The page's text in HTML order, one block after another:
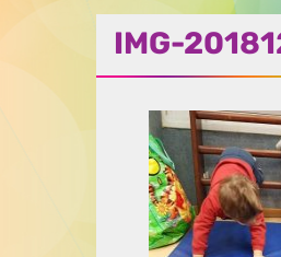
IMG-